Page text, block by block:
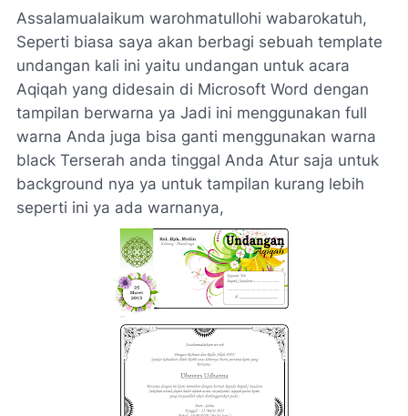
Assalamualaikum warohmatullohi wabarokatuh,
Seperti biasa saya akan berbagi sebuah template
undangan kali ini yaitu undangan untuk acara
Aqiqah yang didesain di Microsoft Word dengan
tampilan berwarna ya Jadi ini menggunakan full
warna Anda juga bisa ganti menggunakan warna
black Terserah anda tinggal Anda Atur saja untuk
background nya ya untuk tampilan kurang lebih
seperti ini ya ada warnanya,